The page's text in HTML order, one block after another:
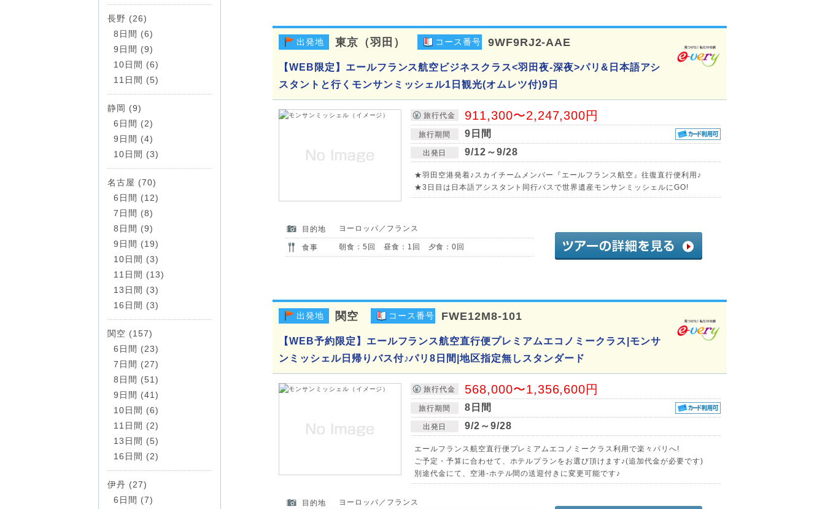
出発地 東京（羽田） コース番号 9WF9RJ2-AAE
【WEB限定】エールフランス航空ビジネスクラス<羽田夜-深夜>パリ&日本語アシ
スタントと行くモンサンミッシェル1日観光(オムレツ付)9日
旅行代金 911,300〜2,247,300円
旅行期間 9日間
出発日 9/12～9/28
★羽田空港発着♪スカイチームメンバー『エールフランス航空』往復直行便利用♪
★3日目は日本語アシスタント同行バスで世界遺産モンサンミッシェルにGO!
目的地 ヨーロッパ／フランス
食事 朝食：5回 昼食：1回 夕食：0回
出発地 関空 コース番号 FWE12M8-101
【WEB予約限定】エールフランス航空直行便プレミアムエコノミークラス|モンサ
ンミッシェル日帰りバス付♪パリ8日間|地区指定無しスタンダード
旅行代金 568,000〜1,356,600円
旅行期間 8日間
出発日 9/2～9/28
エールフランス航空直行便プレミアムエコノミークラス利用で楽々パリへ!
ご予定・予算に合わせて、ホテルプランをお選び頂けます♪(追加代金が必要です)
別途代金にて、空港-ホテル間の送迎付きに変更可能です♪
目的地 ヨーロッパ／フランス
長野 (26)
8日間 (6)
9日間 (9)
10日間 (6)
11日間 (5)
静岡 (9)
6日間 (2)
9日間 (4)
10日間 (3)
名古屋 (70)
6日間 (12)
7日間 (8)
8日間 (9)
9日間 (19)
10日間 (3)
11日間 (13)
13日間 (3)
16日間 (3)
関空 (157)
6日間 (23)
7日間 (27)
8日間 (51)
9日間 (41)
10日間 (6)
11日間 (2)
13日間 (5)
16日間 (2)
伊丹 (27)
6日間 (7)